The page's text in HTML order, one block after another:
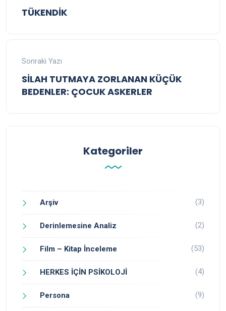
TÜKENDİK
Sonraki Yazı
SİLAH TUTMAYA ZORLANAN KÜÇÜK
BEDENLER: ÇOCUK ASKERLER
Kategoriler
Arşiv (3)
Derinlemesine Analiz (2)
Film – Kitap İnceleme (53)
HERKES İÇİN PSİKOLOJİ (4)
Persona (9)